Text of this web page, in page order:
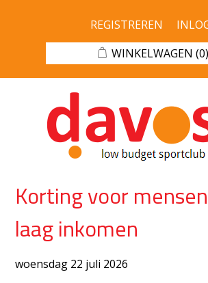
REGISTREREN
WINKELWAGEN (0)
Korting voor
laag inkomen
woensdag 22 juli 2026